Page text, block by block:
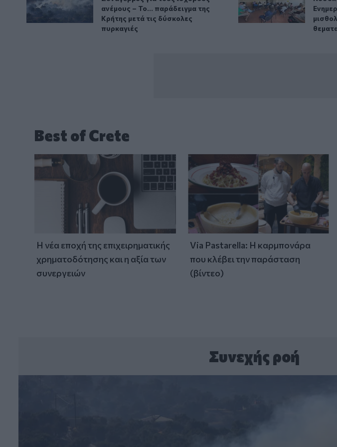
ανέμους – Το... παράδειγμα της
Κρήτης μετά τις δύσκολες
πυρκαγιές
Best of Crete
Η νέα εποχή της επιχειρηματικής
χρηματοδότησης και η αξία των
συνεργειών
Via Pastarella: Η καρμπονάρα
που κλέβει την παράσταση
(βίντεο)
Συνεχής ροή